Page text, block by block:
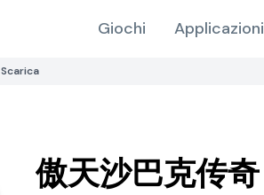
Giochi Applicazioni
Scarica
傲天沙巴克传奇